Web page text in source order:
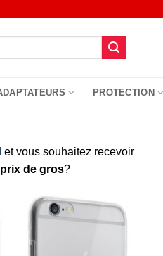
PROTECTION
et vous souhaitez recevoir
de gros?